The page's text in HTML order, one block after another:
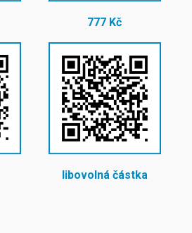
777 Kč
libovolná částka